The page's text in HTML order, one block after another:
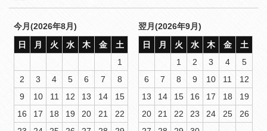
今月(2026年8月)
日
月 火 水 木 金
土
1
2
3 4 5 6 7
8
9
10 11 12 13 14
15
16
17 18 19 20 21
22
翌月(2026年9月)
日
月 火 水 木 金
土
1
2 3 4
5
6
7 8 9 10 11
12
13
14 15 16 17 18
19
20
21 22 23 24 25
26